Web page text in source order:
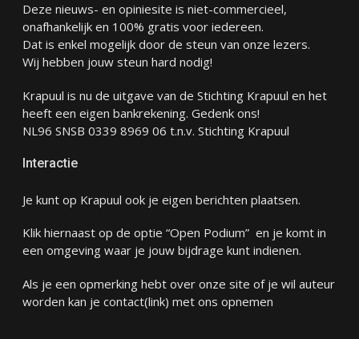
Deze nieuws- en opiniesite is niet-commercieel,
onafhankelijk en 100% gratis voor iedereen.
Dat is enkel mogelijk door de steun van onze lezers.
Wij hebben jouw steun hard nodig!
Krapuul is nu de uitgave van de Stichting Krapuul en het
heeft een eigen bankrekening. Gedenk ons!
NL96 SNSB 0339 8969 06 t.n.v. Stichting Krapuul
Interactie
Je kunt op Krapuul ook je eigen berichten plaatsen.
Klik hiernaast op de optie “Open Podium” en je komt in
een omgeving waar je jouw bijdrage kunt indienen.
Als je een opmerking hebt over onze site of je wil auteur
worden kan je contact(link) met ons opnemen